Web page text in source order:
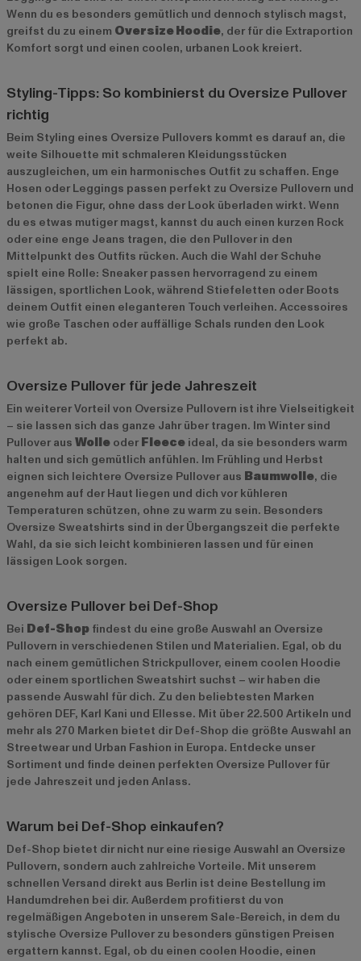
Wenn du es besonders gemütlich und dennoch stylisch magst,
greifst du zu einem Oversize Hoodie, der für die Extraportion
Komfort sorgt und einen coolen, urbanen Look kreiert.
Styling-Tipps: So kombinierst du Oversize Pullover
richtig
Beim Styling eines Oversize Pullovers kommt es darauf an, die
weite Silhouette mit schmaleren Kleidungsstücken
auszugleichen, um ein harmonisches Outfit zu schaffen. Enge
Hosen oder Leggings passen perfekt zu Oversize Pullovern und
betonen die Figur, ohne dass der Look überladen wirkt. Wenn
du es etwas mutiger magst, kannst du auch einen kurzen Rock
oder eine enge Jeans tragen, die den Pullover in den
Mittelpunkt des Outfits rücken. Auch die Wahl der Schuhe
spielt eine Rolle: Sneaker passen hervorragend zu einem
lässigen, sportlichen Look, während Stiefeletten oder Boots
deinem Outfit einen eleganteren Touch verleihen. Accessoires
wie große Taschen oder auffällige Schals runden den Look
perfekt ab.
Oversize Pullover für jede Jahreszeit
Ein weiterer Vorteil von Oversize Pullovern ist ihre Vielseitigkeit
– sie lassen sich das ganze Jahr über tragen. Im Winter sind
Pullover aus Wolle oder Fleece ideal, da sie besonders warm
halten und sich gemütlich anfühlen. Im Frühling und Herbst
eignen sich leichtere Oversize Pullover aus Baumwolle, die
angenehm auf der Haut liegen und dich vor kühleren
Temperaturen schützen, ohne zu warm zu sein. Besonders
Oversize Sweatshirts sind in der Übergangszeit die perfekte
Wahl, da sie sich leicht kombinieren lassen und für einen
lässigen Look sorgen.
Oversize Pullover bei Def-Shop
Bei Def-Shop findest du eine große Auswahl an Oversize
Pullovern in verschiedenen Stilen und Materialien. Egal, ob du
nach einem gemütlichen Strickpullover, einem coolen Hoodie
oder einem sportlichen Sweatshirt suchst – wir haben die
passende Auswahl für dich. Zu den beliebtesten Marken
gehören DEF, Karl Kani und Ellesse. Mit über 22.500 Artikeln und
mehr als 270 Marken bietet dir Def-Shop die größte Auswahl an
Streetwear und Urban Fashion in Europa. Entdecke unser
Sortiment und finde deinen perfekten Oversize Pullover für
jede Jahreszeit und jeden Anlass.
Warum bei Def-Shop einkaufen?
Def-Shop bietet dir nicht nur eine riesige Auswahl an Oversize
Pullovern, sondern auch zahlreiche Vorteile. Mit unserem
schnellen Versand direkt aus Berlin ist deine Bestellung im
Handumdrehen bei dir. Außerdem profitierst du von
regelmäßigen Angeboten in unserem Sale-Bereich, in dem du
stylische Oversize Pullover zu besonders günstigen Preisen
ergattern kannst. Egal, ob du einen coolen Hoodie, einen